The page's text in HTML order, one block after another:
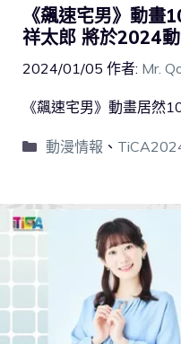
《飆速宅男》動畫
祥太郎 將於2024動
2024/01/05 作者: Mr.
《飆速宅男》動畫居然
動漫情報 、